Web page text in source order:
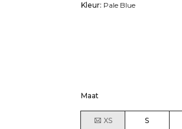
Kleur: Pale Blue
Maat
XS S